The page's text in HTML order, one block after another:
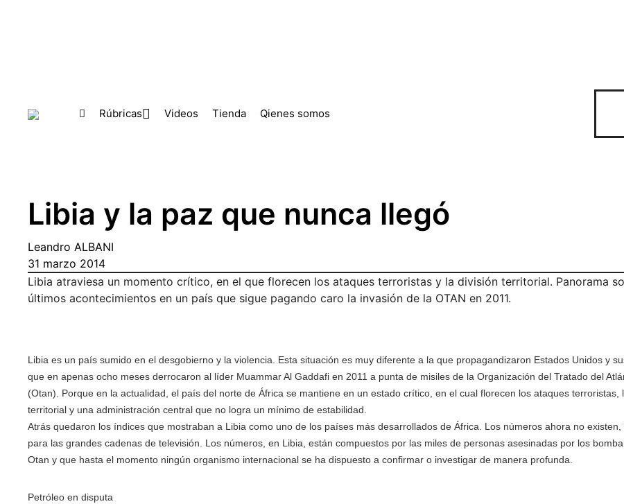
Rúbricas Videos Tienda Qienes somos
Libia y la paz que nunca llegó
Leandro ALBANI
31 marzo 2014
Libia atraviesa un momento crítico, en el que florecen los ataques terroristas y la división territorial. Panorama
últimos acontecimientos en un país que sigue pagando caro la invasión de la OTAN en 2011.
Libia es un país sumido en el desgobierno y la violencia. Esta situación es muy diferente a la que propagandizaron Estados Unidos y
que en apenas ocho meses derrocaron al líder Muammar Al Gaddafi en 2011 a punta de misiles de la Organización del Tratado del
(Otan). Porque en la actualidad, el país del norte de África se mantiene en un estado crítico, en el cual florecen los ataques terroristas,
territorial y una administración central que no logra un mínimo de estabilidad.
Atrás quedaron los índices que mostraban a Libia como uno de los países más desarrollados de África. Los números ahora no existen,
para las grandes cadenas de televisión. Los números, en Libia, están compuestos por las miles de personas asesinadas por los
Otan y que hasta el momento ningún organismo internacional se ha dispuesto a confirmar o investigar de manera profunda.
Petróleo en disputa